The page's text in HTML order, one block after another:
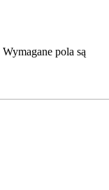
Wymagane pola są